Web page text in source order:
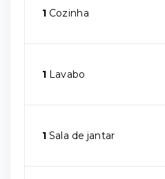
1 Cozinha
1 Lavabo
1 Sala de jantar